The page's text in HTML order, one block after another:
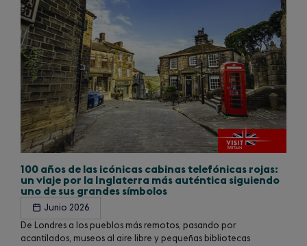
100 años de las icónicas cabinas telefónicas rojas:
un viaje por la Inglaterra más auténtica siguiendo
uno de sus grandes símbolos
Junio 2026
De Londres a los pueblos más remotos, pasando por
acantilados, museos al aire libre y pequeñas bibliotecas